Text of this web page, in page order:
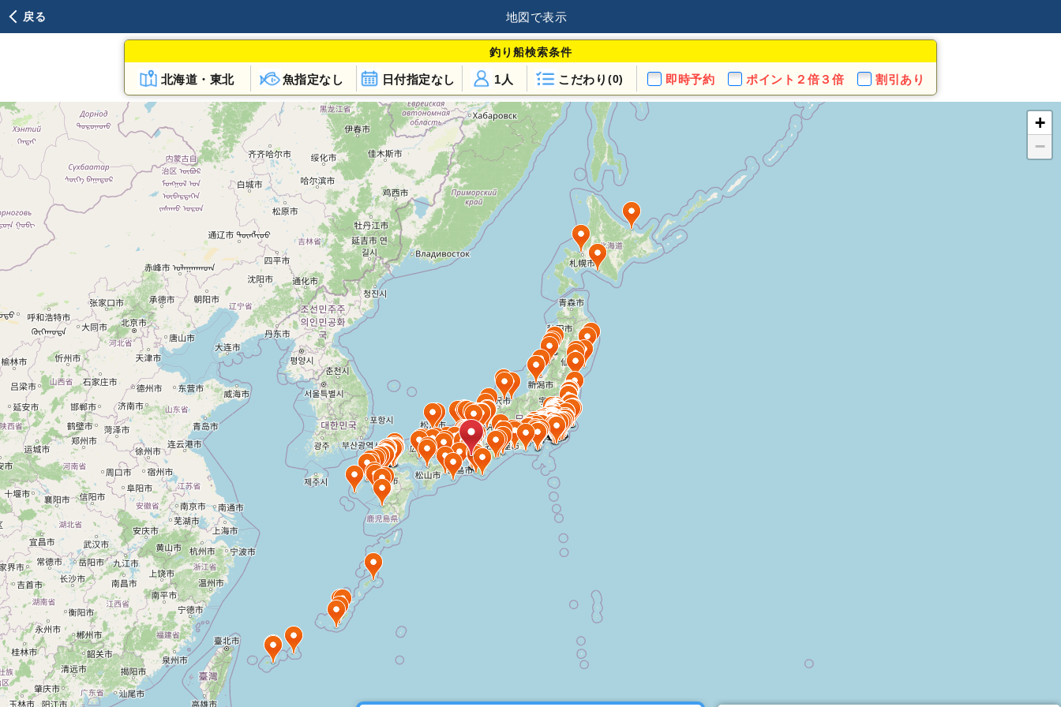
戻る 地図で表示
釣り船検索条件
北海道・東北 魚指定なし 日付指定なし こだわり (0)
1人 即時予約 ポイント ２倍３倍 割引あり
+
−